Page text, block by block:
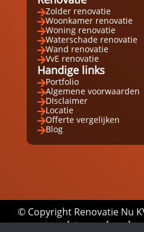
Zolder renovatie
Woonkamer renovatie
Woning renovatie
Waterschade renovatie
Wand renovatie
VvE renovatie
Handige links
Portfolio
Algemene voorwaarden
DIsclaimer
Locatie
Offerte vergelijken
Blog
© Copyright Renovatie Nu
laten maken